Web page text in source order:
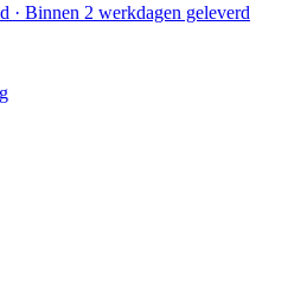
· Binnen 2 werkdagen geleverd